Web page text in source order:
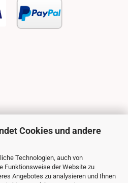
Cookies und andere
Technologien, auch von
Funktionsweise der Website zu
Angebotes zu analysieren und Ihnen